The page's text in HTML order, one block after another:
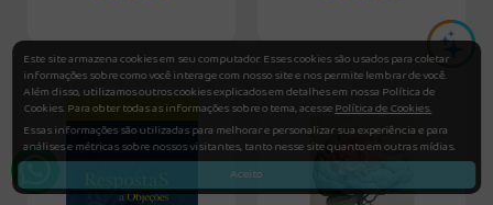
Este site armazena cookies em seu computador. Esses cookies são usados para coletar
informações sobre como você interage com nosso site e nos permite lembrar de você.
Além disso, utilizamos outros cookies explicados em detalhes em nossa Política de
Cookies. Para obter todas as informações sobre o tema, acessePolítica de Cookies.
Essas informações são utilizadas para melhorar e personalizar sua experiência e para
análises e métricas sobre nossos visitantes, tanto nesse site quanto em outras mídias.
Aceito